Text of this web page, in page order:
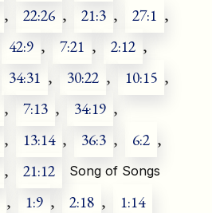
, 22:26 , 21:3 , 27:1 ,
42:9 , 7:21 , 2:12 ,
34:31 , 30:22 , 10:15 ,
, 7:13 , 34:19 ,
, 13:14 , 36:3 , 6:2 ,
, 21:12 Song of Songs
, 1:9 , 2:18 , 1:14